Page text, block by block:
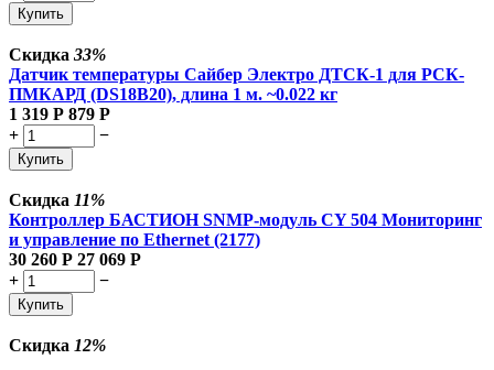
Купить
Скидка 33%
Датчик температуры Сайбер Электро ДТСК-1 для РСК-
ПМКАРД (DS18B20), длина 1 м. ~0.022 кг
1 319 Р 879 Р
+
−
Купить
Скидка 11%
Контроллер БАСТИОН SNMP-модуль CY 504 Мониторинг
и управление по Ethernet (2177)
30 260 Р 27 069 Р
+
−
Купить
Скидка 12%